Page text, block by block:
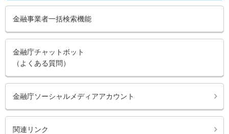
金融事業者一括検索機能
金融庁チャットボット
（よくある質問）
金融庁ソーシャルメディアアカウント
関連リンク